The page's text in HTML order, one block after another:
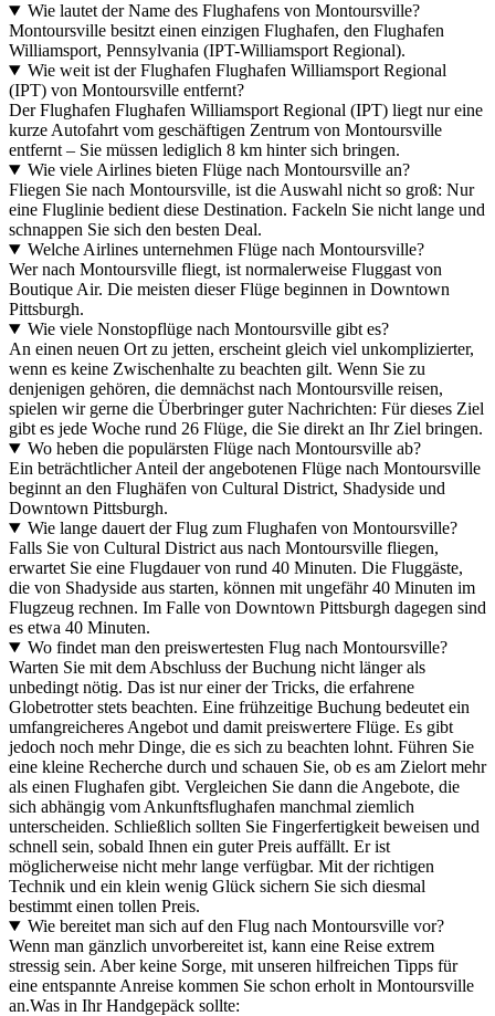
Wie lautet der Name des Flughafens von Montoursville?
Montoursville besitzt einen einzigen Flughafen, den Flughafen
Williamsport, Pennsylvania (IPT-Williamsport Regional).
Wie weit ist der Flughafen Flughafen Williamsport Regional
(IPT) von Montoursville entfernt?
Der Flughafen Flughafen Williamsport Regional (IPT) liegt nur eine
kurze Autofahrt vom geschäftigen Zentrum von Montoursville
entfernt – Sie müssen lediglich 8 km hinter sich bringen.
Wie viele Airlines bieten Flüge nach Montoursville an?
Fliegen Sie nach Montoursville, ist die Auswahl nicht so groß: Nur
eine Fluglinie bedient diese Destination. Fackeln Sie nicht lange und
schnappen Sie sich den besten Deal.
Welche Airlines unternehmen Flüge nach Montoursville?
Wer nach Montoursville fliegt, ist normalerweise Fluggast von
Boutique Air. Die meisten dieser Flüge beginnen in Downtown
Pittsburgh.
Wie viele Nonstopflüge nach Montoursville gibt es?
An einen neuen Ort zu jetten, erscheint gleich viel unkomplizierter,
wenn es keine Zwischenhalte zu beachten gilt. Wenn Sie zu
denjenigen gehören, die demnächst nach Montoursville reisen,
spielen wir gerne die Überbringer guter Nachrichten: Für dieses Ziel
gibt es jede Woche rund 26 Flüge, die Sie direkt an Ihr Ziel bringen.
Wo heben die populärsten Flüge nach Montoursville ab?
Ein beträchtlicher Anteil der angebotenen Flüge nach Montoursville
beginnt an den Flughäfen von Cultural District, Shadyside und
Downtown Pittsburgh.
Wie lange dauert der Flug zum Flughafen von Montoursville?
Falls Sie von Cultural District aus nach Montoursville fliegen,
erwartet Sie eine Flugdauer von rund 40 Minuten. Die Fluggäste,
die von Shadyside aus starten, können mit ungefähr 40 Minuten im
Flugzeug rechnen. Im Falle von Downtown Pittsburgh dagegen sind
es etwa 40 Minuten.
Wo findet man den preiswertesten Flug nach Montoursville?
Warten Sie mit dem Abschluss der Buchung nicht länger als
unbedingt nötig. Das ist nur einer der Tricks, die erfahrene
Globetrotter stets beachten. Eine frühzeitige Buchung bedeutet ein
umfangreicheres Angebot und damit preiswertere Flüge. Es gibt
jedoch noch mehr Dinge, die es sich zu beachten lohnt. Führen Sie
eine kleine Recherche durch und schauen Sie, ob es am Zielort mehr
als einen Flughafen gibt. Vergleichen Sie dann die Angebote, die
sich abhängig vom Ankunftsflughafen manchmal ziemlich
unterscheiden. Schließlich sollten Sie Fingerfertigkeit beweisen und
schnell sein, sobald Ihnen ein guter Preis auffällt. Er ist
möglicherweise nicht mehr lange verfügbar. Mit der richtigen
Technik und ein klein wenig Glück sichern Sie sich diesmal
bestimmt einen tollen Preis.
Wie bereitet man sich auf den Flug nach Montoursville vor?
Wenn man gänzlich unvorbereitet ist, kann eine Reise extrem
stressig sein. Aber keine Sorge, mit unseren hilfreichen Tipps für
eine entspannte Anreise kommen Sie schon erholt in Montoursville
an.Was in Ihr Handgepäck sollte: